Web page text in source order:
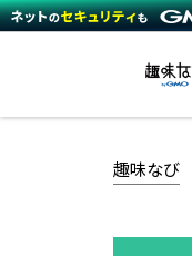
趣味なび